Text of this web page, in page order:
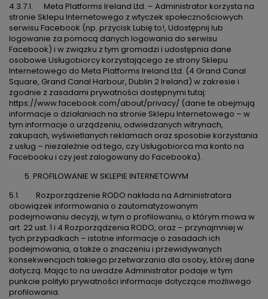
4.3.7.1. Meta Platforms Ireland Ltd. – Administrator korzysta na
stronie Sklepu Internetowego z wtyczek społecznościowych
serwisu Facebook (np. przycisk Lubię to!, Udostępnij lub
logowanie za pomocą danych logowania do serwisu
Facebook) i w związku z tym gromadzi i udostępnia dane
osobowe Usługobiorcy korzystającego ze strony Sklepu
Internetowego do Meta Platforms Ireland Ltd. (4 Grand Canal
Square, Grand Canal Harbour, Dublin 2 Ireland) w zakresie i
zgodnie z zasadami prywatności dostępnymi tutaj:
https://www.facebook.com/about/privacy/ (dane te obejmują
informacje o działaniach na stronie Sklepu Internetowego – w
tym informacje o urządzeniu, odwiedzanych witrynach,
zakupach, wyświetlanych reklamach oraz sposobie korzystania
z usług – niezależnie od tego, czy Usługobiorca ma konto na
Facebooku i czy jest zalogowany do Facebooka).
PROFILOWANIE W SKLEPIE INTERNETOWYM
5.1. Rozporządzenie RODO nakłada na Administratora
obowiązek informowania o zautomatyzowanym
podejmowaniu decyzji, w tym o profilowaniu, o którym mowa w
art. 22 ust. 1 i 4 Rozporządzenia RODO, oraz – przynajmniej w
tych przypadkach – istotne informacje o zasadach ich
podejmowania, a także o znaczeniu i przewidywanych
konsekwencjach takiego przetwarzania dla osoby, której dane
dotyczą. Mając to na uwadze Administrator podaje w tym
punkcie polityki prywatności informacje dotyczące możliwego
profilowania.